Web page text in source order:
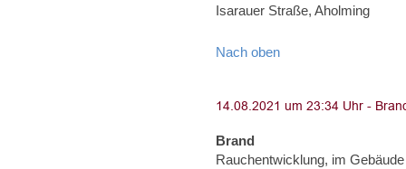
Isarauer Straße, Aholming
Nach oben
Brand
Rauchentwicklung, im Gebäude